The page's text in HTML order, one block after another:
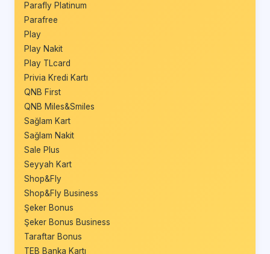
Parafly Platinum
Parafree
Play
Play Nakit
Play TLcard
Privia Kredi Kartı
QNB First
QNB Miles&Smiles
Sağlam Kart
Sağlam Nakit
Sale Plus
Seyyah Kart
Shop&Fly
Shop&Fly Business
Şeker Bonus
Şeker Bonus Business
Taraftar Bonus
TEB Banka Kartı